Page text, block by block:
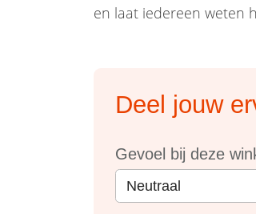
en laat iedereen weten
Deel jouw
Gevoel bij deze